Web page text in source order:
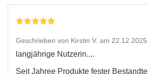
Geschrieben von Kirstin V. am 22.12.2025
langjährige Nutzerin....
Seit Jahree Produkte fester